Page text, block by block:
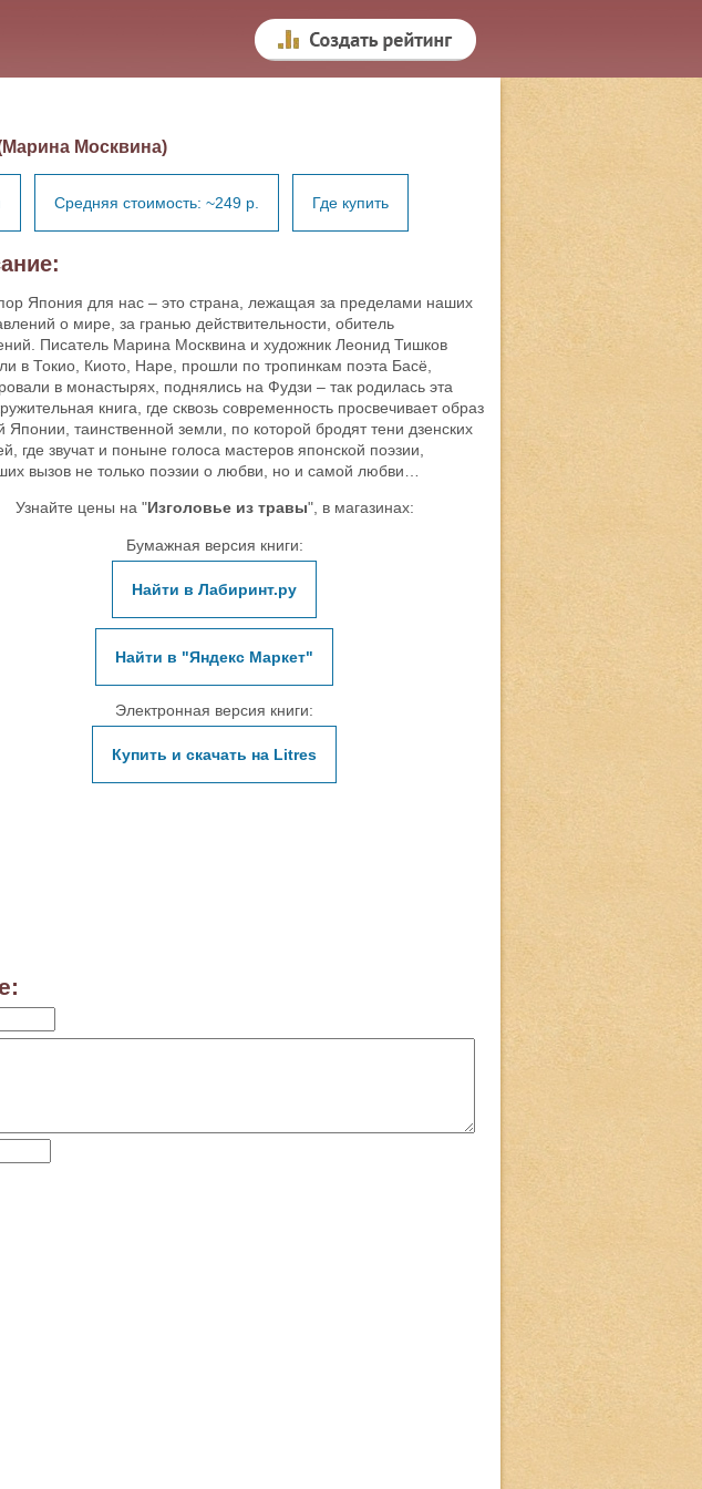
Москвина)
Средняя стоимость: ~249 р. Где купить
Япония для нас – это страна, лежащая за пределами наших
о мире, за гранью действительности, обитель
Писатель Марина Москвина и художник Леонид Тишков
в Токио, Киото, Наре, прошли по тропинкам поэта Басё,
в монастырях, поднялись на Фудзи – так родилась эта
книга, где сквозь современность просвечивает образ
Японии, таинственной земли, по которой бродят тени дзенских
где звучат и поныне голоса мастеров японской поэзии,
вызов не только поэзии о любви, но и самой любви…
Узнайте цены на "Изголовье из травы", в магазинах:
Бумажная версия книги:
Найти в Лабиринт.ру
Найти в "Яндекс Маркет"
Электронная версия книги:
Купить и скачать на Litres